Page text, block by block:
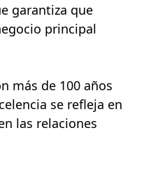
garantiza que
principal
más de 100 años
se refleja en
las relaciones